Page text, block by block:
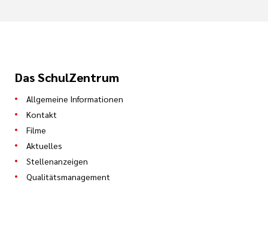
Das SchulZentrum
Allgemeine Informationen
Kontakt
Filme
Aktuelles
Stellenanzeigen
Qualitätsmanagement